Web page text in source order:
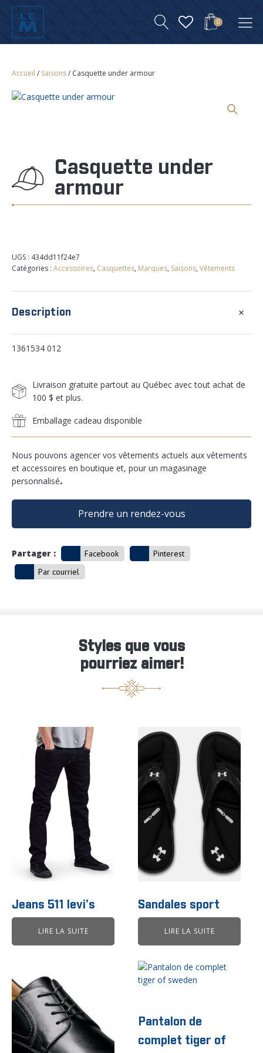
0
Accueil / Saisons/ Casquette under armour
Casquette under
armour
UGS : 434dd11f24e7
Catégories : Accessoires, Casquettes, Marques, Saisons, Vêtements
Description +
1361534 012
Livraison gratuite partout au Québec avec tout achat de
100 $ et plus.
Emballage cadeau disponible
Nous pouvons agencer vos vêtements actuels aux vêtements
et accessoires en boutique et, pour un magasinage
personnalisé.
Prendre un rendez-vous
Partager : Facebook
Pinterest
Par courriel
Styles que vous
pourriez aimer!
Jeans 511 levi's
LIRE LA SUITE
Sandales sport
LIRE LA SUITE
Pantalon de
complet tiger of
Ce
produit
variations.
options